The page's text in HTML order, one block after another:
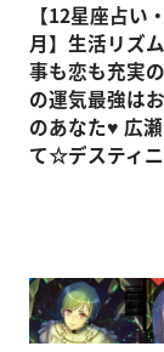
【12星座占い
月】生活リズ
事も恋も充実
の運気最強は
のあなた♥ 広
て☆デスティ